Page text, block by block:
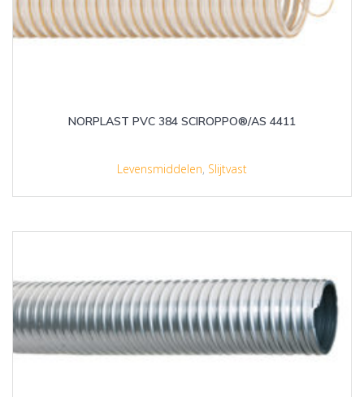
NORPLAST PVC 384 SCIROPPO®/AS 4411
Levensmiddelen, Slijtvast